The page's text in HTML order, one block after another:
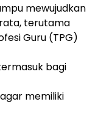
mewujudkan
terutama
Guru (TPG)
bagi
memiliki